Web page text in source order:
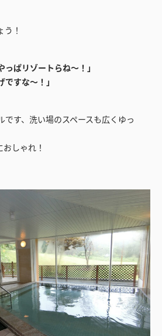
！
っぱリゾートらね～！」
ですな～！」
です、洗い場のスペースも広くゆっ
しゃれ！